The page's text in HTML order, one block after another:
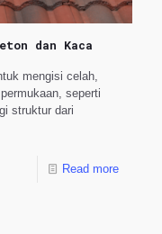
dan Kaca
mengisi celah,
seperti
struktur dari
Read more